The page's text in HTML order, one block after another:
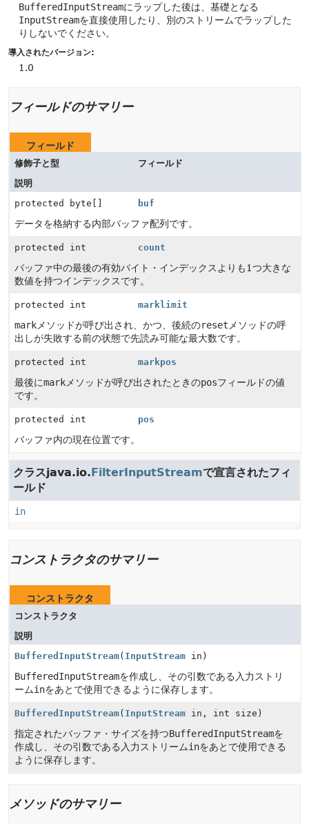
BufferedInputStreamにラップした後は、基礎となる
InputStreamを直接使用したり、別のストリームでラップした
りしないでください。
導入されたバージョン:
1.0
フィールドのサマリー
フィールド
修飾子と型
フィールド
説明
protected byte[]
buf
データを格納する内部バッファ配列です。
protected int count
バッファ中の最後の有効バイト・インデックスよりも1つ大きな
数値を持つインデックスです。
protected int marklimit
mark メソッドが呼び出され、かつ、後続のreset メソッドの呼
出しが失敗する前の状態で先読み可能な最大数です。
protected int markpos
最後にmark メソッドが呼び出されたときのposフィールドの値
です。
protected int pos
バッファ内の現在位置です。
クラスjava.io.FilterInputStreamで宣言されたフィ
ールド
in
コンストラクタのサマリー
コンストラクタ
コンストラクタ
説明
BufferedInputStream( InputStream in)
BufferedInputStreamを作成し、その引数である入力ストリ
ームinをあとで使用できるように保存します。
BufferedInputStream( InputStream in, int size)
指定されたバッファ・サイズを持つBufferedInputStreamを
作成し、その引数である入力ストリームinをあとで使用できる
ように保存します。
メソッドのサマリー